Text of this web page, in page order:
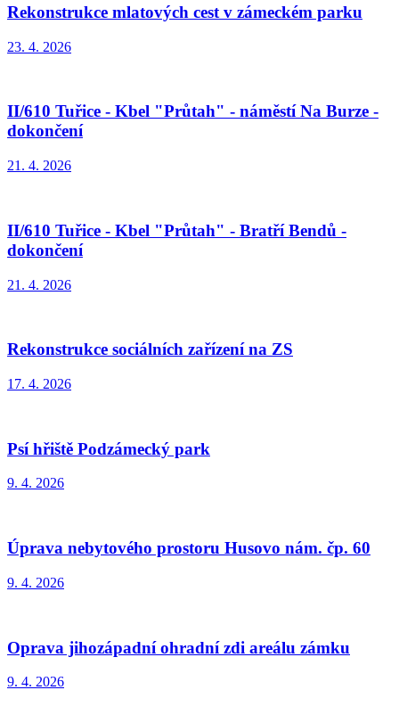
Rekonstrukce mlatových cest v zámeckém parku
23. 4. 2026
II/610 Tuřice - Kbel "Průtah" - náměstí Na Burze -
dokončení
21. 4. 2026
II/610 Tuřice - Kbel "Průtah" - Bratří Bendů -
dokončení
21. 4. 2026
Rekonstrukce sociálních zařízení na ZS
17. 4. 2026
Psí hřiště Podzámecký park
9. 4. 2026
Úprava nebytového prostoru Husovo nám. čp. 60
9. 4. 2026
Oprava jihozápadní ohradní zdi areálu zámku
9. 4. 2026